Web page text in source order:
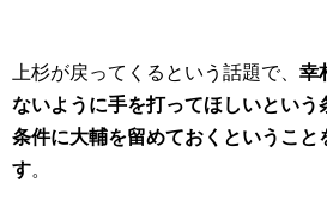
上杉が戻ってくるという話題で、 幸
ないように手を打ってほしいという
条件に大輔を留めておくということ
す。